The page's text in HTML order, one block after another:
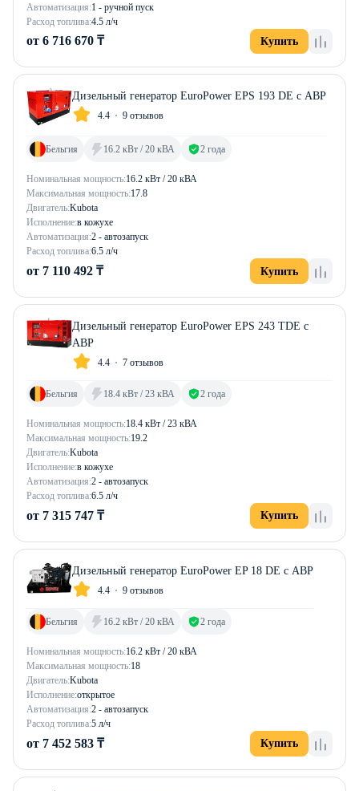
Автоматизация:1 - ручной пуск
Расход топлива:4.5 л/ч
от 6 716 670 ₸ Купить
Дизельный генератор EuroPower EPS 193 DE с АВР
4.4 9 отзывов
Номинальная мощность:16.2 кВт / 20 кВА
Максимальная мощность:17.8
Двигатель:Kubota
Исполнение:в кожухе
Автоматизация:2 - автозапуск
Расход топлива:6.5 л/ч
Бельгия 16.2 кВт / 20 кВА 2 года
от 7 110 492 ₸ Купить
Дизельный генератор EuroPower EPS 243 TDE с
АВР
4.4 7 отзывов
Номинальная мощность:18.4 кВт / 23 кВА
Максимальная мощность:19.2
Двигатель:Kubota
Исполнение:в кожухе
Автоматизация:2 - автозапуск
Расход топлива:6.5 л/ч
Бельгия 18.4 кВт / 23 кВА 2 года
от 7 315 747 ₸ Купить
Дизельный генератор EuroPower EP 18 DE с АВР
4.4 9 отзывов
Номинальная мощность:16.2 кВт / 20 кВА
Максимальная мощность:18
Двигатель:Kubota
Исполнение:открытое
Автоматизация:2 - автозапуск
Расход топлива:5 л/ч
Бельгия 16.2 кВт / 20 кВА 2 года
от 7 452 583 ₸ Купить